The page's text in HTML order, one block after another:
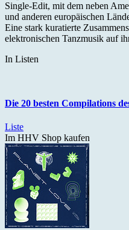
Single-Edit, mit dem neben
und anderen europäischen
Eine stark kuratierte
elektronischen Tanzmusik auf
In Listen
Die 20 besten Compilations
Liste
Im HHV Shop kaufen